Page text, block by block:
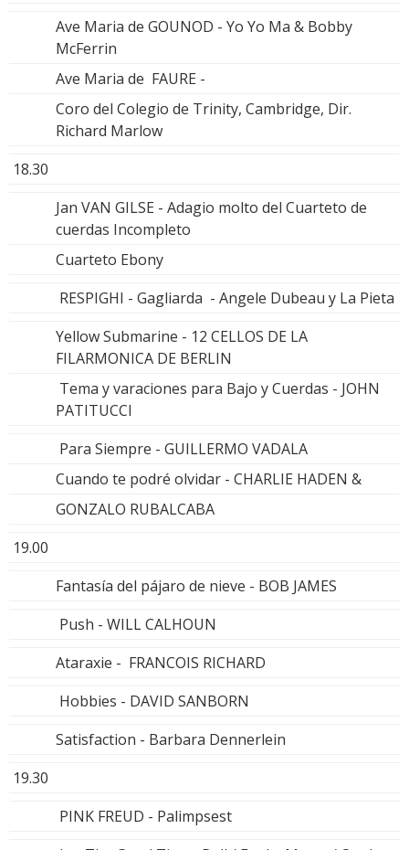
Ave Maria de GOUNOD - Yo Yo Ma & Bobby
McFerrin
Ave Maria de FAURE -
Coro del Colegio de Trinity, Cambridge, Dir.
Richard Marlow
18.30
Jan VAN GILSE - Adagio molto del Cuarteto de
cuerdas Incompleto
Cuarteto Ebony
RESPIGHI - Gagliarda - Angele Dubeau y La Pieta
Yellow Submarine - 12 CELLOS DE LA
FILARMONICA DE BERLIN
Tema y varaciones para Bajo y Cuerdas - JOHN
PATITUCCI
Para Siempre - GUILLERMO VADALA
Cuando te podré olvidar - CHARLIE HADEN &
GONZALO RUBALCABA
19.00
Fantasía del pájaro de nieve - BOB JAMES
Push - WILL CALHOUN
Ataraxie - FRANCOIS RICHARD
Hobbies - DAVID SANBORN
Satisfaction - Barbara Dennerlein
19.30
PINK FREUD - Palimpsest